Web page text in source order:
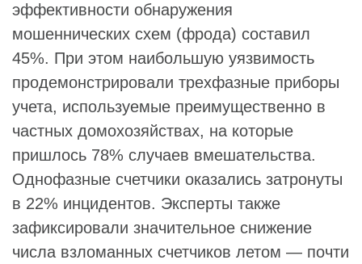
эффективности обнаружения
мошеннических схем (фрода) составил
45%. При этом наибольшую уязвимость
продемонстрировали трехфазные приборы
учета, используемые преимущественно в
частных домохозяйствах, на которые
пришлось 78% случаев вмешательства.
Однофазные счетчики оказались затронуты
в 22% инцидентов. Эксперты также
зафиксировали значительное снижение
числа взломанных счетчиков летом — почти